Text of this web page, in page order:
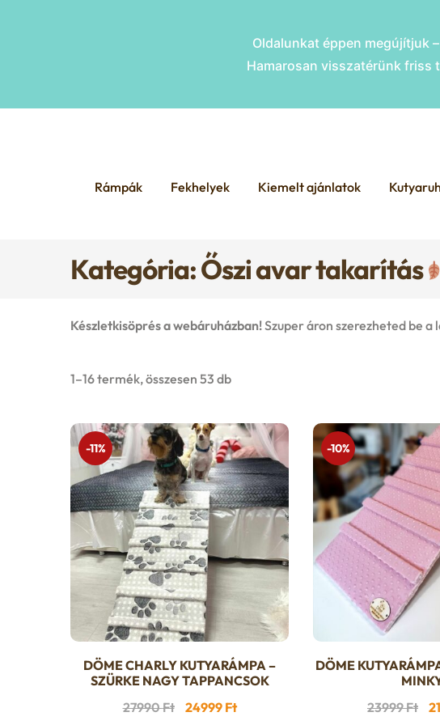
Oldalunkat éppen megújítjuk
Hamarosan visszatérünk friss
navigation
contentRámpák Fekhelyek Kiemelt ajánlatok
Kategória: Őszi avar takarítás
Készletkisöprés a webáruházban!Szuper áron szerezheted be
1–16 termék, összesen 53 db
-11%
DÖME CHARLY KUTYARÁMPA –
SZÜRKE NAGY TAPPANCSOK
27990Ft Original
24999 FtCurrent
-10%
a
DÖME
23999Ft